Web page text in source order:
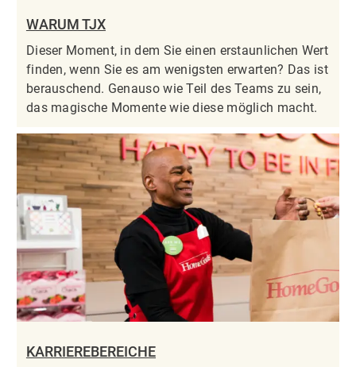
WARUM TJX
Dieser Moment, in dem Sie einen erstaunlichen Wert
finden, wenn Sie es am wenigsten erwarten? Das ist
berauschend. Genauso wie Teil des Teams zu sein,
das magische Momente wie diese möglich macht.
KARRIEREBEREICHE